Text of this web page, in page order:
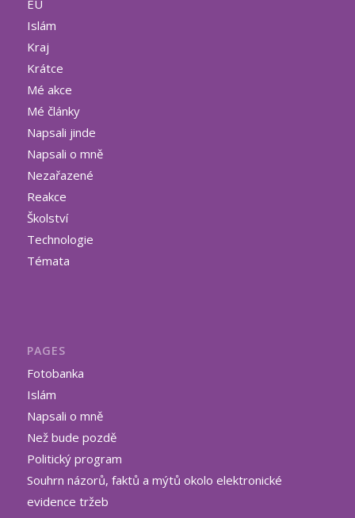
EU
Islám
Kraj
Krátce
Mé akce
Mé články
Napsali jinde
Napsali o mně
Nezařazené
Reakce
Školství
Technologie
Témata
PAGES
Fotobanka
Islám
Napsali o mně
Než bude pozdě
Politický program
Souhrn názorů, faktů a mýtů okolo elektronické
evidence tržeb